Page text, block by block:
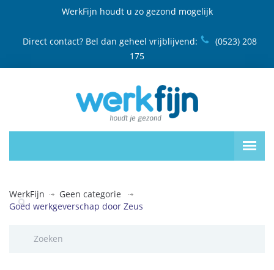
WerkFijn houdt u zo gezond mogelijk
Direct contact? Bel dan geheel vrijblijvend:
(0523) 208
175
WerkFijn
Geen categorie
Goed werkgeverschap door Zeus